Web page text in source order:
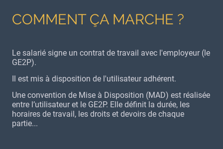
COMMENT ÇA MARCHE ?
Le salarié signe un contrat de travail avec l'employeur (le
GE2P).
Il est mis à disposition de l'utilisateur adhérent.
Une convention de Mise à Disposition (MAD) est réalisée
entre l’utilisateur et le GE2P. Elle définit la durée, les
horaires de travail, les droits et devoirs de chaque
partie...